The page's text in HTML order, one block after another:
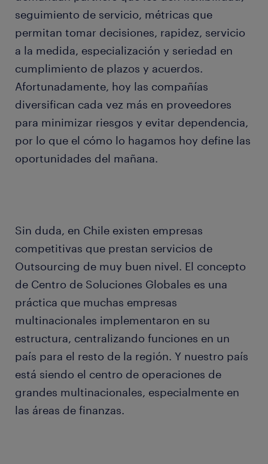
seguimiento de servicio, métricas que
permitan tomar decisiones, rapidez, servicio
a la medida, especialización y seriedad en
cumplimiento de plazos y acuerdos.
Afortunadamente, hoy las compañías
diversifican cada vez más en proveedores
para minimizar riesgos y evitar dependencia,
por lo que el cómo lo hagamos hoy define las
oportunidades del mañana.
Sin duda, en Chile existen empresas
competitivas que prestan servicios de
Outsourcing de muy buen nivel. El concepto
de Centro de Soluciones Globales es una
práctica que muchas empresas
multinacionales implementaron en su
estructura, centralizando funciones en un
país para el resto de la región. Y nuestro país
está siendo el centro de operaciones de
grandes multinacionales, especialmente en
las áreas de finanzas.